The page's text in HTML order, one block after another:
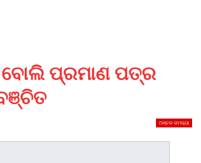
ପ୍ରମାଣ ପତ୍ର
ଅଞ୍ଚଳ ସମସ୍ୟା